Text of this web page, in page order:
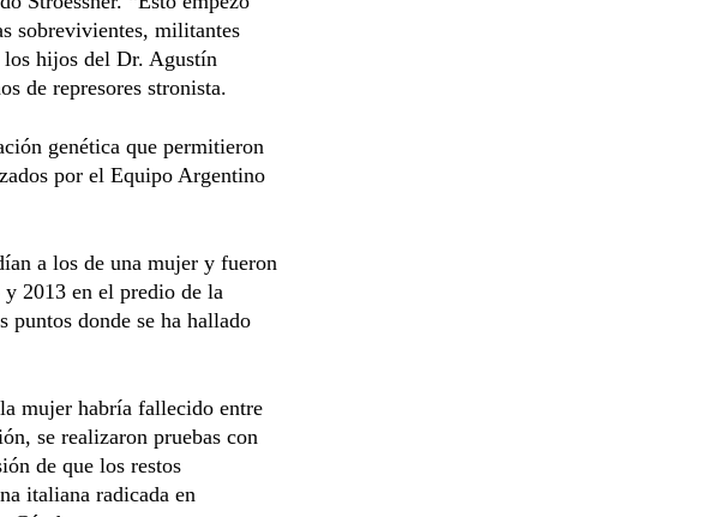
sobrevivientes, militantes
los hijos del Dr. Agustín
de represores stronista.
genética que permitieron
por el Equipo Argentino
a los de una mujer y fueron
2013 en el predio de la
puntos donde se ha hallado
mujer habría fallecido entre
se realizaron pruebas con
de que los restos
italiana radicada en